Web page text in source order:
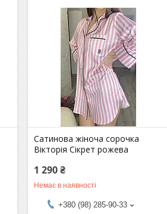
Сатинова жіноча сорочка
Вікторія Сікрет рожева
1 290 ₴
Немає в наявності
+380 (98) 285-90-33